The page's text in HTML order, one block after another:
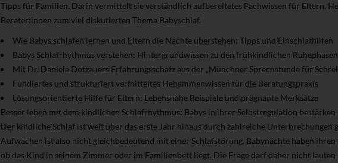
Tipps für Familien. Darin vermittelt sie verständlich aufbereitetes Fachwissen für Eltern,
Berater:innen zum viel diskutierten Thema Babyschlaf.
Wie Babys schlafen lernen und Eltern die Nächte überstehen: Tipps und Einschlafhilfen
Babys Schlafrhythmus verstehen: Hintergrundwissen zu den frühkindlichen Ruhephasen
Mit Dr. Daniela Dotzauers Erfahrungsschatz aus der „Münchner Sprechstunde für
Fundiertes und strukturiert vermitteltes Hebammenwissen für die Beratungspraxis
Lösungsorientierte Hilfe für Eltern: Lebensnahe Beispiele und prägnante Merksätze
Besser leben mit dem kindlichen Schlafrhythmus: Babys in ihrer Selbstregulation bestärken
Der kindliche Schlaf ist weit über das erste Jahr hinaus durch zahlreiche Unterbrechungen
Aufwachen ist also nicht gleichbedeutend mit einer Schlafstörung. Babynächte haben ihren
ob das Kind in seinem Zimmer oder im Familienbett liegt. Die Frage darf daher nicht lauten